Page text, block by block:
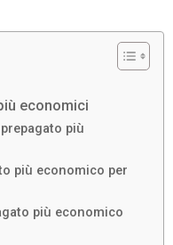
economici
più
più economico per
più economico